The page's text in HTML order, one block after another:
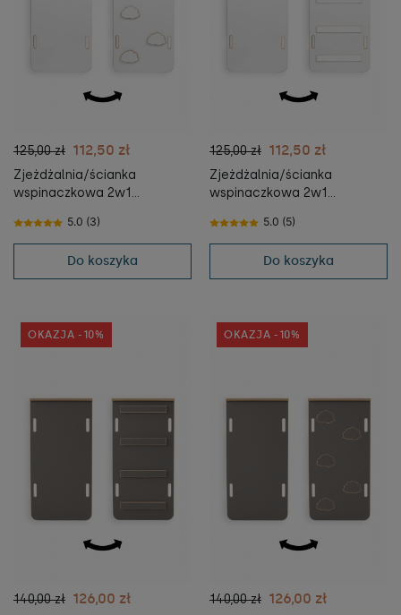
125,00 zł 112,50 zł
Zjeżdżalnia/ścianka
wspinaczkowa 2w1
Montessori L i kostki
5.0 (3)
Do koszyka
125,00 zł 112,50 zł
Zjeżdżalnia/ścianka
wspinaczkowa 2w1
Montessori L i kostki
5.0 (5)
Do koszyka
140,00 zł 126,00 zł
OKAZJA -10%
140,00 zł 126,00 zł
OKAZJA -10%